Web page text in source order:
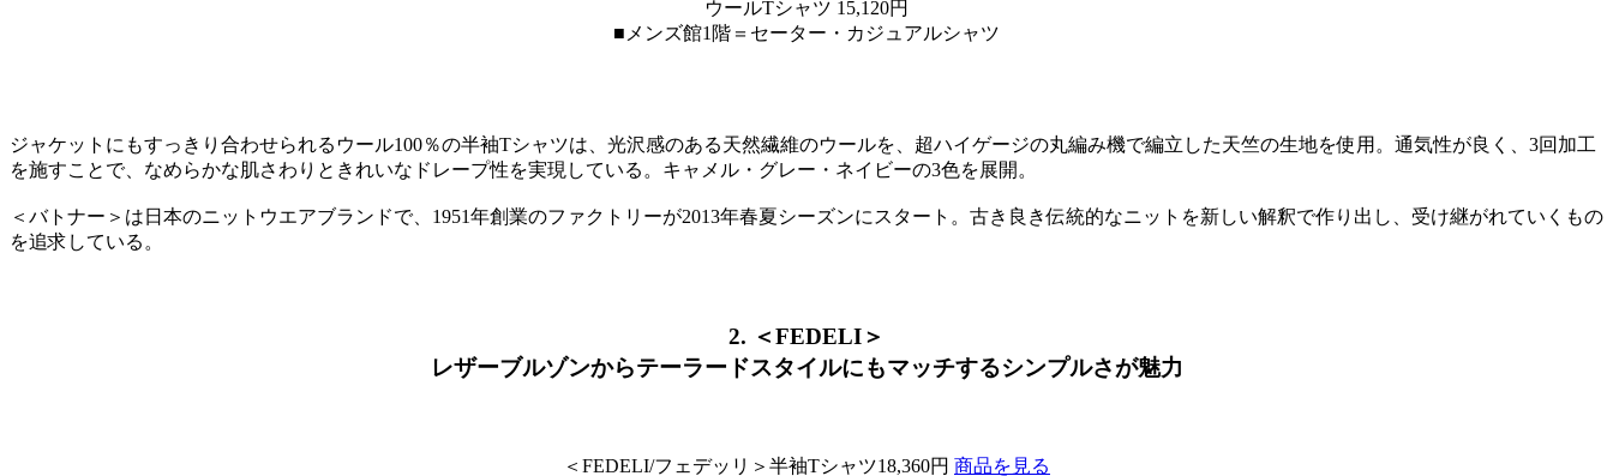
ウールTシャツ 15,120円
■メンズ館1階＝セーター・カジュアルシャツ
ジャケットにもすっきり合わせられるウール100％の半袖Tシャツは、光沢感のある天然繊維のウールを、超ハイゲージの丸編み機で編立した天竺の生地を使用。通気性が良く、3回加工
を施すことで、なめらかな肌さわりときれいなドレープ性を実現している。キャメル・グレー・ネイビーの3色を展開。
＜バトナー＞は日本のニットウエアブランドで、1951年創業のファクトリーが2013年春夏シーズンにスタート。古き良き伝統的なニットを新しい解釈で作り出し、受け継がれていくもの
を追求している。
2. ＜FEDELI＞
レザーブルゾンからテーラードスタイルにもマッチするシンプルさが魅力
＜FEDELI/フェデッリ＞半袖Tシャツ18,360円 商品を見る